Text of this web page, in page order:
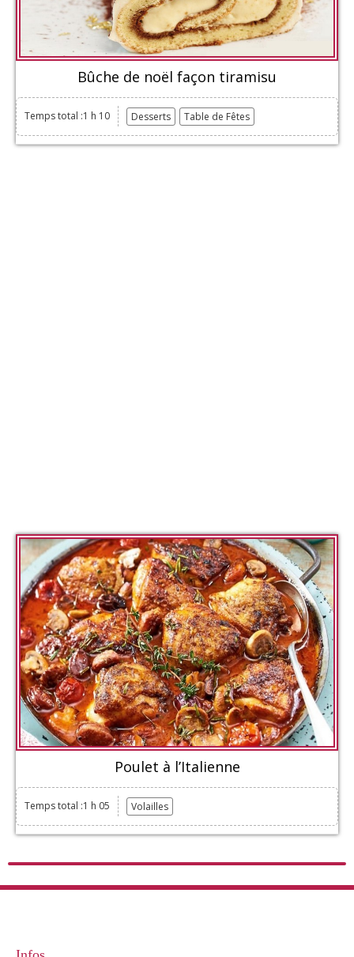
Bûche de noël façon tiramisu
Temps total :1 h 10 Desserts Table de Fêtes
Poulet à l’Italienne
Temps total :1 h 05 Volailles